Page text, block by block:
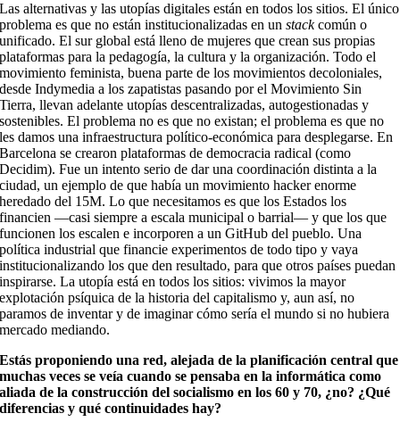
Las alternativas y las utopías digitales están en todos los sitios. El único
problema es que no están institucionalizadas en unstackcomún o
unificado. El sur global está lleno de mujeres que crean sus propias
plataformas para la pedagogía, la cultura y la organización. Todo el
movimiento feminista, buena parte de los movimientos decoloniales,
desde Indymedia a los zapatistas pasando por el Movimiento Sin
Tierra, llevan adelante utopías descentralizadas, autogestionadas y
sostenibles. El problema no es que no existan; el problema es que no
les damos una infraestructura político-económica para desplegarse. En
Barcelona se crearon plataformas de democracia radical (como
Decidim). Fue un intento serio de dar una coordinación distinta a la
ciudad, un ejemplo de que había un movimiento hacker enorme
heredado del 15M. Lo que necesitamos es que los Estados los
financien —casi siempre a escala municipal o barrial— y que los que
funcionen los escalen e incorporen a un GitHub del pueblo. Una
política industrial que financie experimentos de todo tipo y vaya
institucionalizando los que den resultado, para que otros países puedan
inspirarse. La utopía está en todos los sitios: vivimos la mayor
explotación psíquica de la historia del capitalismo y, aun así, no
paramos de inventar y de imaginar cómo sería el mundo si no hubiera
mercado mediando.
Estás proponiendo una red, alejada de la planificación central que
muchas veces se veía cuando se pensaba en la informática como
aliada de la construcción del socialismo en los 60 y 70, ¿no? ¿Qué
diferencias y qué continuidades hay?